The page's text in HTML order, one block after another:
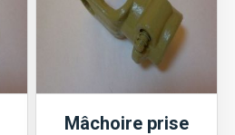
Mâchoire prise